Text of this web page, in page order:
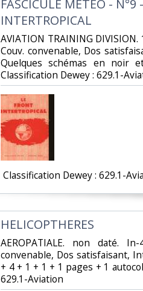
‎FASCICULE METEO - N°9
INTERTROPICAL‎
‎AVIATION TRAINING
Couv. convenable, Dos
Quelques schémas en noir
Classification Dewey : 629.1-
Classification Dewey : 629.1-
‎HELICOPTHERES‎
‎AEROPATIALE. non daté.
convenable, Dos satisfaisant,
+ 4 + 1 + 1 + 1 pages + 1
629.1-Aviation‎